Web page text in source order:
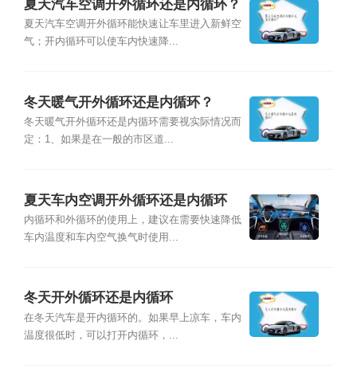
夏天汽车空调开外循环还是内循环？
夏天汽车空调开外循环能快速让车里进入新鲜空
气；开内循环可以使车内快速降...
冬天暖气开外循环还是内循环？
冬天暖气开外循环还是内循环需要视实际情况而
定：1、如果是在一般的市区道...
夏天车内空调开外循环还是内循环
内循环和外循环的使用上，建议在需要快速降低
车内温度和车内空气换气时使用...
冬天开外循环还是内循环
在冬天汽车是开内循环的。如果早上凉车，车内
温度很低时，可以打开内循环，...